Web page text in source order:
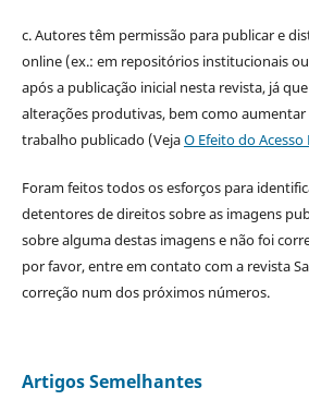
c. Autores têm permissão para publicar e
online (ex.: em repositórios institucionais
após a publicação inicial nesta revista, já
alterações produtivas, bem como
trabalho publicado (VejaO Efeito do Acesso
Foram feitos todos os esforços para
detentores de direitos sobre as imagens
sobre alguma destas imagens e não foi
por favor, entre em contato com a revista
correção num dos próximos números.
Artigos Semelhantes